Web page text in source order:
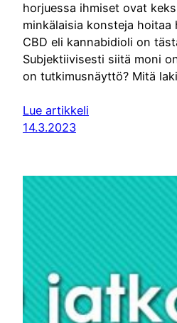
horjuessa ihmiset ovat
minkälaisia konsteja hoitaa
CBD eli kannabidioli on
Subjektiivisesti siitä moni
on tutkimusnäyttö? Mitä
Lue artikkeli
14.3.2023